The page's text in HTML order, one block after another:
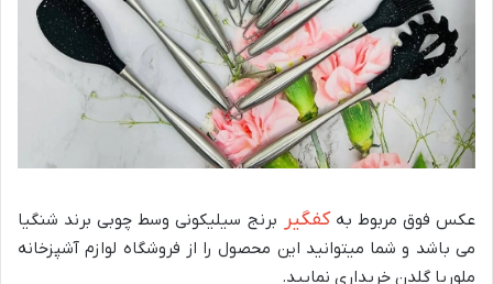
عکس فوق مربوط بهکفگیر برنج سیلیکونی وسط چوبی برند شنگیا
می باشد و شما میتوانید این محصول را از فروشگاه لوازم آشپزخانه
ملوریا گلدن خریداری نمایید.